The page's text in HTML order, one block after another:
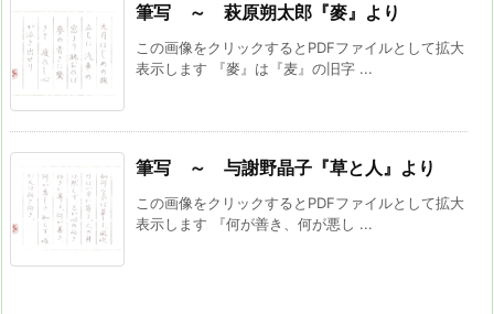
筆写 ～ 萩原朔太郎『麥』より
この画像をクリックするとPDFファイルとして拡大
表示します 『麥』は『麦』の旧字 ...
筆写 ～ 与謝野晶子『草と人』より
この画像をクリックするとPDFファイルとして拡大
表示します 『何が善き、何が悪し ...